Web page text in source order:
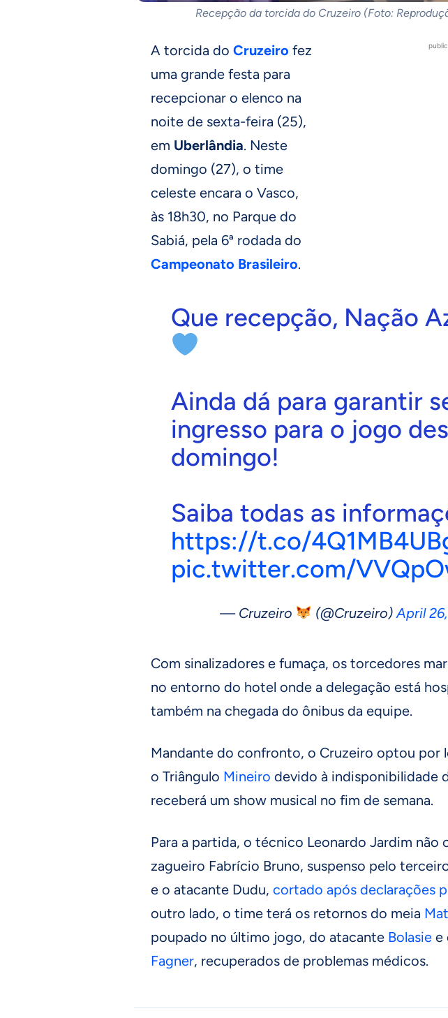
Recepção da torcida do Cruzeiro (Foto:
A torcida do Cruzeiro fez
uma grande festa para
recepcionar o elenco na
noite de sexta-feira (25),
em Uberlândia. Neste
domingo (27), o time
celeste encara o Vasco,
às 18h30, no Parque do
Sabiá, pela 6ª rodada do
Campeonato Brasileiro.
Que recepção, Nação
Ainda dá para garantir
ingresso para o jogo
domingo!
Saiba todas as
https://t.co/
pic.twitter.com/
— Cruzeiro (@Cruzeiro)April
Com sinalizadores e fumaça, os torcedores
no entorno do hotel onde a delegação está
também na chegada do ônibus da equipe.
Mandante do confronto, o Cruzeiro optou por
o Triângulo Mineiro devido à indisponibilidade
receberá um show musical no fim de semana.
Para a partida, o técnico Leonardo Jardim não
zagueiro Fabrício Bruno, suspenso pelo
e o atacante Dudu, cortado após declarações
outro lado, o time terá os retornos do meia
poupado no último jogo, do atacante Bolasie e
Fagner, recuperados de problemas médicos.